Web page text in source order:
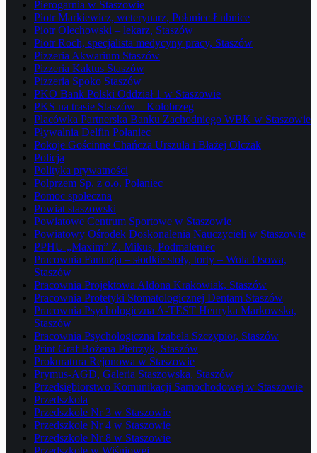
Pierogarnia w Staszowie
Piotr Markiewicz, weterynarz, Połaniec Łubnice
Piotr Olechowski – lekarz, Staszów
Piotr Roch, specjalista medycyny pracy, Staszów
Pizzeria Akwarium Staszów
Pizzeria Kaktus Staszów
Pizzeria Spoko Staszów
PKO Bank Polski Oddział 1 w Staszowie
PKS na trasie Staszów – Kołobrzeg
Placówka Partnerska Banku Zachodniego WBK w Staszowie
Pływalnia Delfin Połaniec
Pokoje Gościnne Chańcza Urszula i Błażej Olczak
Policja
Polityka prywatności
Polprzem Sp. z o.o. Połaniec
Pomoc społeczna
Powiat staszowski
Powiatowe Centrum Sportowe w Staszowie
Powiatowy Ośrodek Doskonalenia Nauczycieli w Staszowie
PPHU „Maxim” Z. Mikus, Podmaleniec
Pracownia Fantazja – słodkie stoły, torty – Wola Osowa,
Staszów
Pracownia Projektowa Aldona Krakowiak, Staszów
Pracownia Protetyki Stomatologicznej Dentam Staszów
Pracownia Psychologiczna A-TEST Henryka Markowska,
Staszów
Pracownia Psychologiczna Izabela Szczypior, Staszów
Print Graf Bożena Pietrzyk, Staszów
Prokuratura Rejonowa w Staszowie
Prymus-AGD, Galeria Staszowska, Staszów
Przedsiębiorstwo Komunikacji Samochodowej w Staszowie
Przedszkola
Przedszkole Nr 3 w Staszowie
Przedszkole Nr 4 w Staszowie
Przedszkole Nr 8 w Staszowie
Przedszkole w Wiśniowej